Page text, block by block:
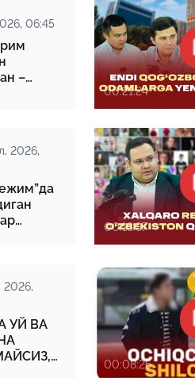
06:45
–
00:21:24
2026,
00:18:37
2026,
УЙ ВA
00:08:26